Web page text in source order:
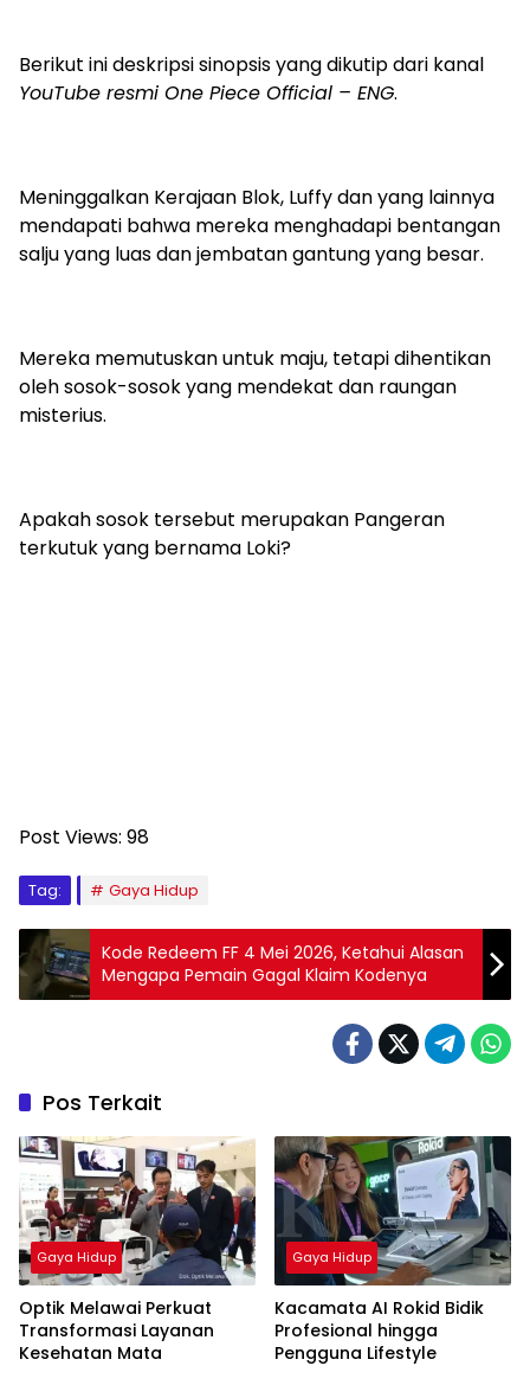
Berikut ini deskripsi sinopsis yang dikutip dari kanal
YouTube resmi One Piece Official – ENG.
Meninggalkan Kerajaan Blok, Luffy dan yang lainnya
mendapati bahwa mereka menghadapi bentangan
salju yang luas dan jembatan gantung yang besar.
Mereka memutuskan untuk maju, tetapi dihentikan
oleh sosok-sosok yang mendekat dan raungan
misterius.
Apakah sosok tersebut merupakan Pangeran
terkutuk yang bernama Loki?
Post Views: 98
Tag: Gaya Hidup
Kode Redeem FF 4 Mei 2026, Ketahui Alasan
Mengapa Pemain Gagal Klaim Kodenya
Pos Terkait
Gaya Hidup
Optik Melawai Perkuat
Transformasi Layanan
Kesehatan Mata
Gaya Hidup
Kacamata AI Rokid Bidik
Profesional hingga
Pengguna Lifestyle